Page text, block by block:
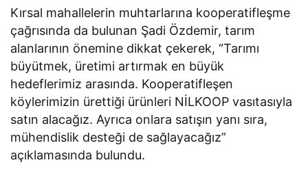
Kırsal mahallelerin muhtarlarına kooperatifleşme
çağrısında da bulunan Şadi Özdemir, tarım
alanlarının önemine dikkat çekerek, “Tarımı
büyütmek, üretimi artırmak en büyük
hedeflerimiz arasında. Kooperatifleşen
köylerimizin ürettiği ürünleri NİLKOOP vasıtasıyla
satın alacağız. Ayrıca onlara satışın yanı sıra,
mühendislik desteği de sağlayacağız”
açıklamasında bulundu.